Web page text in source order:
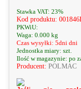
Stawka VAT: 23%
Kod produktu:
PKWiU:
Waga: 0.000 kg
Czas wysyłki: 5dni dni
Jednostka miary: szt.
Ilość w magazynie: po
Producent: POLMAC